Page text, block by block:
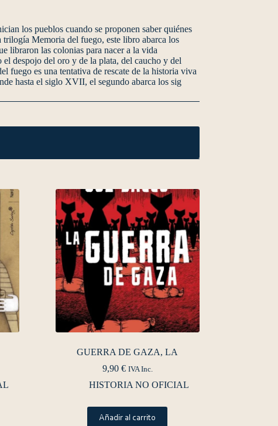
los pueblos cuando se proponen saber quiénes
trilogía Memoria del fuego, este libro abarca los
libraron las colonias para nacer a la vida
despojo del oro y de la plata, del caucho y del
fuego es una tentativa de rescate de la historia viva
hasta el siglo XVII, el segundo abarca los sig
GUERRA DE GAZA, LA
9,90 € IVA Inc.
HISTORIA NO OFICIAL
Añadir al carrito